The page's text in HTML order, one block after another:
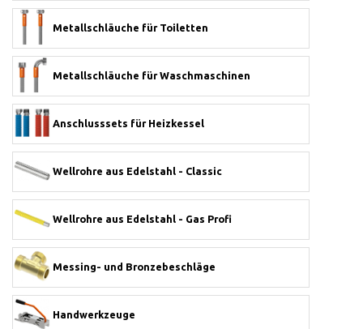
Metallschläuche für Toiletten
Metallschläuche für Waschmaschinen
Anschlusssets für Heizkessel
Wellrohre aus Edelstahl - Classic
Wellrohre aus Edelstahl - Gas Profi
Messing- und Bronzebeschläge
Handwerkzeuge